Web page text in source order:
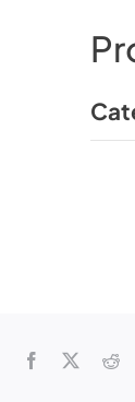
Facebook